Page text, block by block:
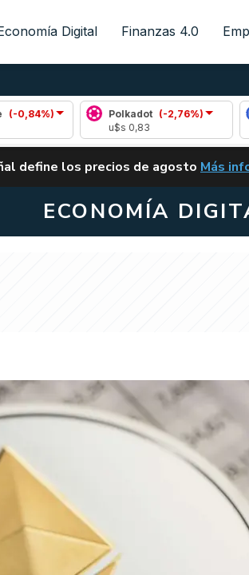
Digital Finanzas 4.0
Polkadot
(-2,76%)
ALERTA
define los precios de agosto Más
ECONOMÍA